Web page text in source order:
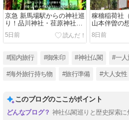
京急 新馬場駅からの神社巡
り！品川神社・荏原神社を
巡る約二時間コース
5日前
稼穡稲荷社
山本伴曽の
る神社巡り
区）
8日前
#国内旅行 #御朱印 #神社仏閣 #一人
#海外旅行持ち物 #旅行準備 #大人女性
このブログのここがポイント
神社仏閣巡りと歴史探索に